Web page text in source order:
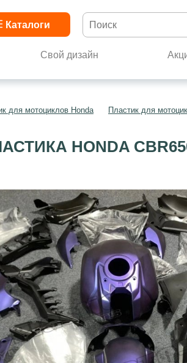
Каталоги
Свой дизайн
для мотоциклов Honda Пластик для
HONDA